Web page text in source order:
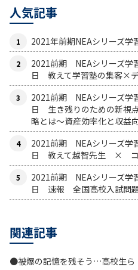
人気記事
2021年前期NEAシリーズ学
2021前期 NEAシリーズ学
日 教えて学習塾の集客×
2021前期 NEAシリーズ学
日 生き残りのための新視
略とは〜資産効率化と収益
2021前期 NEAシリーズ学
日 教えて越智先生 × コ
2021前期 NEAシリーズ学
日 速報 全国高校入試問題
関連記事
●被爆の記憶を残そう…高校生ら